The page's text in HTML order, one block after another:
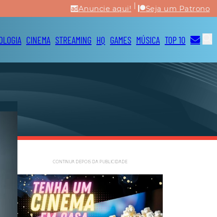
Anuncie aqui! | Seja um Patrono
CINEMA STREAMING HQ GAMES MÚSICA TOP 10
CONTINUA DEPOIS DA PUBLICIDADE